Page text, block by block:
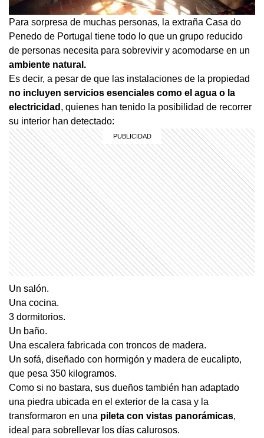
Para sorpresa de muchas personas, la extraña Casa do
Penedo de Portugal tiene todo lo que un grupo reducido
de personas necesita para sobrevivir y acomodarse en un
ambiente natural.
Es decir, a pesar de que las instalaciones de la propiedad
no incluyen servicios esenciales como el agua o la
electricidad , quienes han tenido la posibilidad de recorrer
su interior han detectado:
Un salón.
Una cocina.
3 dormitorios.
Un baño.
Una escalera fabricada con troncos de madera.
Un sofá, diseñado con hormigón y madera de eucalipto,
que pesa 350 kilogramos.
Como si no bastara, sus dueños también han adaptado
una piedra ubicada en el exterior de la casa y la
transformaron en una pileta con vistas panorámicas,
ideal para sobrellevar los días calurosos.